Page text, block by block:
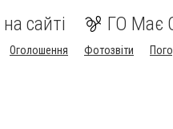
сайті ГО Має
Оголошення Фотозвіти